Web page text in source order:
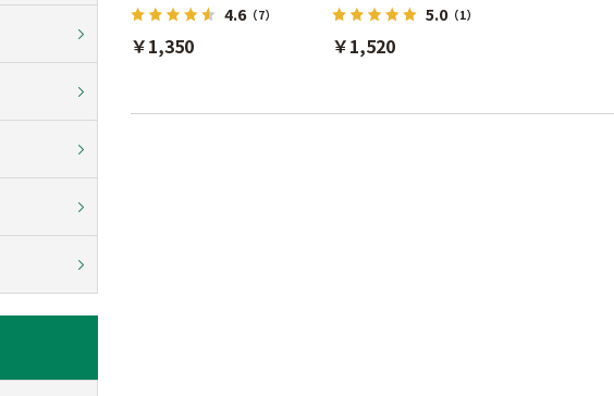
4.6（7）
￥1,350
5.0（1）
￥1,520